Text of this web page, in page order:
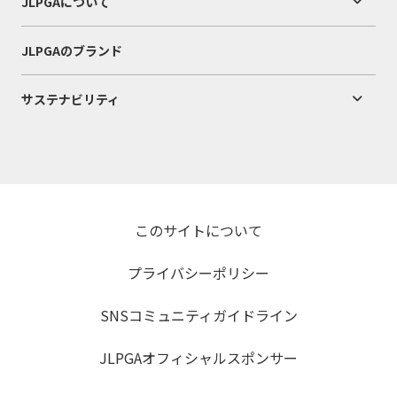
JLPGAのブランド
サステナビリティ
このサイトについて
プライバシーポリシー
SNSコミュニティガイドライン
JLPGAオフィシャルスポンサー